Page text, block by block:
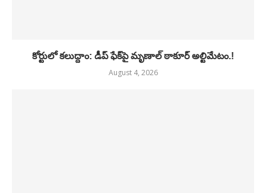
కోర్టులో కలుద్దాం: డీప్ ఫేక్‌పై మృణాల్ ఠాకూర్ అల్టిమేటం.!
August 4, 2026